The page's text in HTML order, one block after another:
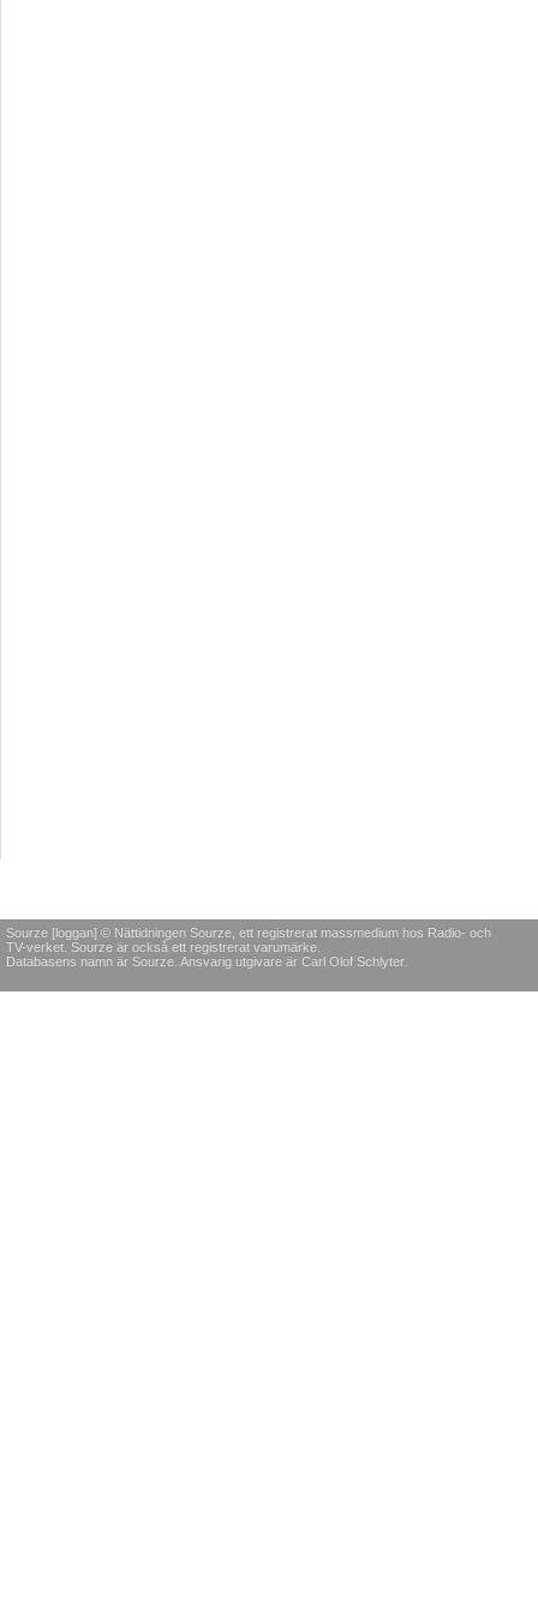
Sourze [loggan] © Nättidningen Sourze, ett registrerat massmedium hos Radio- och
TV-verket. Sourze är också ett registrerat varumärke.
Databasens namn är Sourze. Ansvarig utgivare är Carl Olof Schlyter.